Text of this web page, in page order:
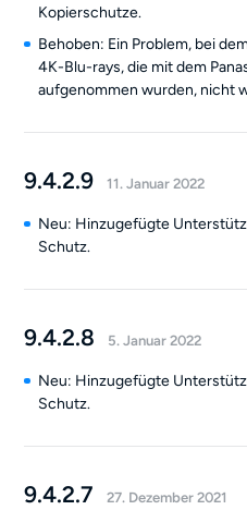
Kopierschutze.
Behoben: Ein Problem, bei
4K-Blu-rays, die mit dem
aufgenommen wurden, nicht
9.4.2.9 11. Januar 2022
Neu: Hinzugefügte
Schutz.
9.4.2.8 5. Januar 2022
Neu: Hinzugefügte
Schutz.
9.4.2.7 27. Dezember 2021